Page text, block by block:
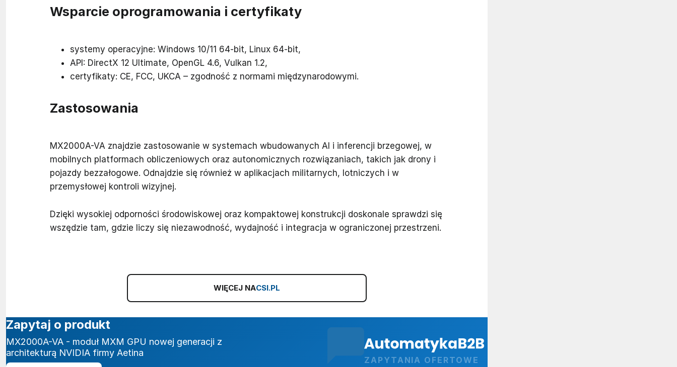
Wsparcie oprogramowania i certyfikaty
systemy operacyjne: Windows 10/11 64-bit, Linux 64-bit,
API: DirectX 12 Ultimate, OpenGL 4.6, Vulkan 1.2,
certyfikaty: CE, FCC, UKCA – zgodność z normami międzynarodowymi.
Zastosowania
MX2000A-VA znajdzie zastosowanie w systemach wbudowanych AI i inferencji brzegowej, w
mobilnych platformach obliczeniowych oraz autonomicznych rozwiązaniach, takich jak drony i
pojazdy bezzałogowe. Odnajdzie się również w aplikacjach militarnych, lotniczych i w
przemysłowej kontroli wizyjnej.
Dzięki wysokiej odporności środowiskowej oraz kompaktowej konstrukcji doskonale sprawdzi się
wszędzie tam, gdzie liczy się niezawodność, wydajność i integracja w ograniczonej przestrzeni.
WIĘCEJ NACSI.PL
ZAPYTANIA OFERTOWE
Zapytaj o produkt
MX2000A-VA - moduł MXM GPU nowej generacji z
architekturą NVIDIA firmy Aetina